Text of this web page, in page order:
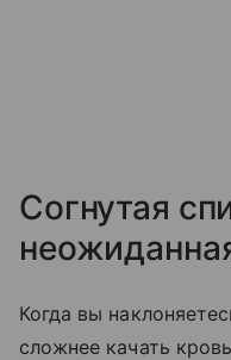
Согнутая
Когда вы
сложнее качать